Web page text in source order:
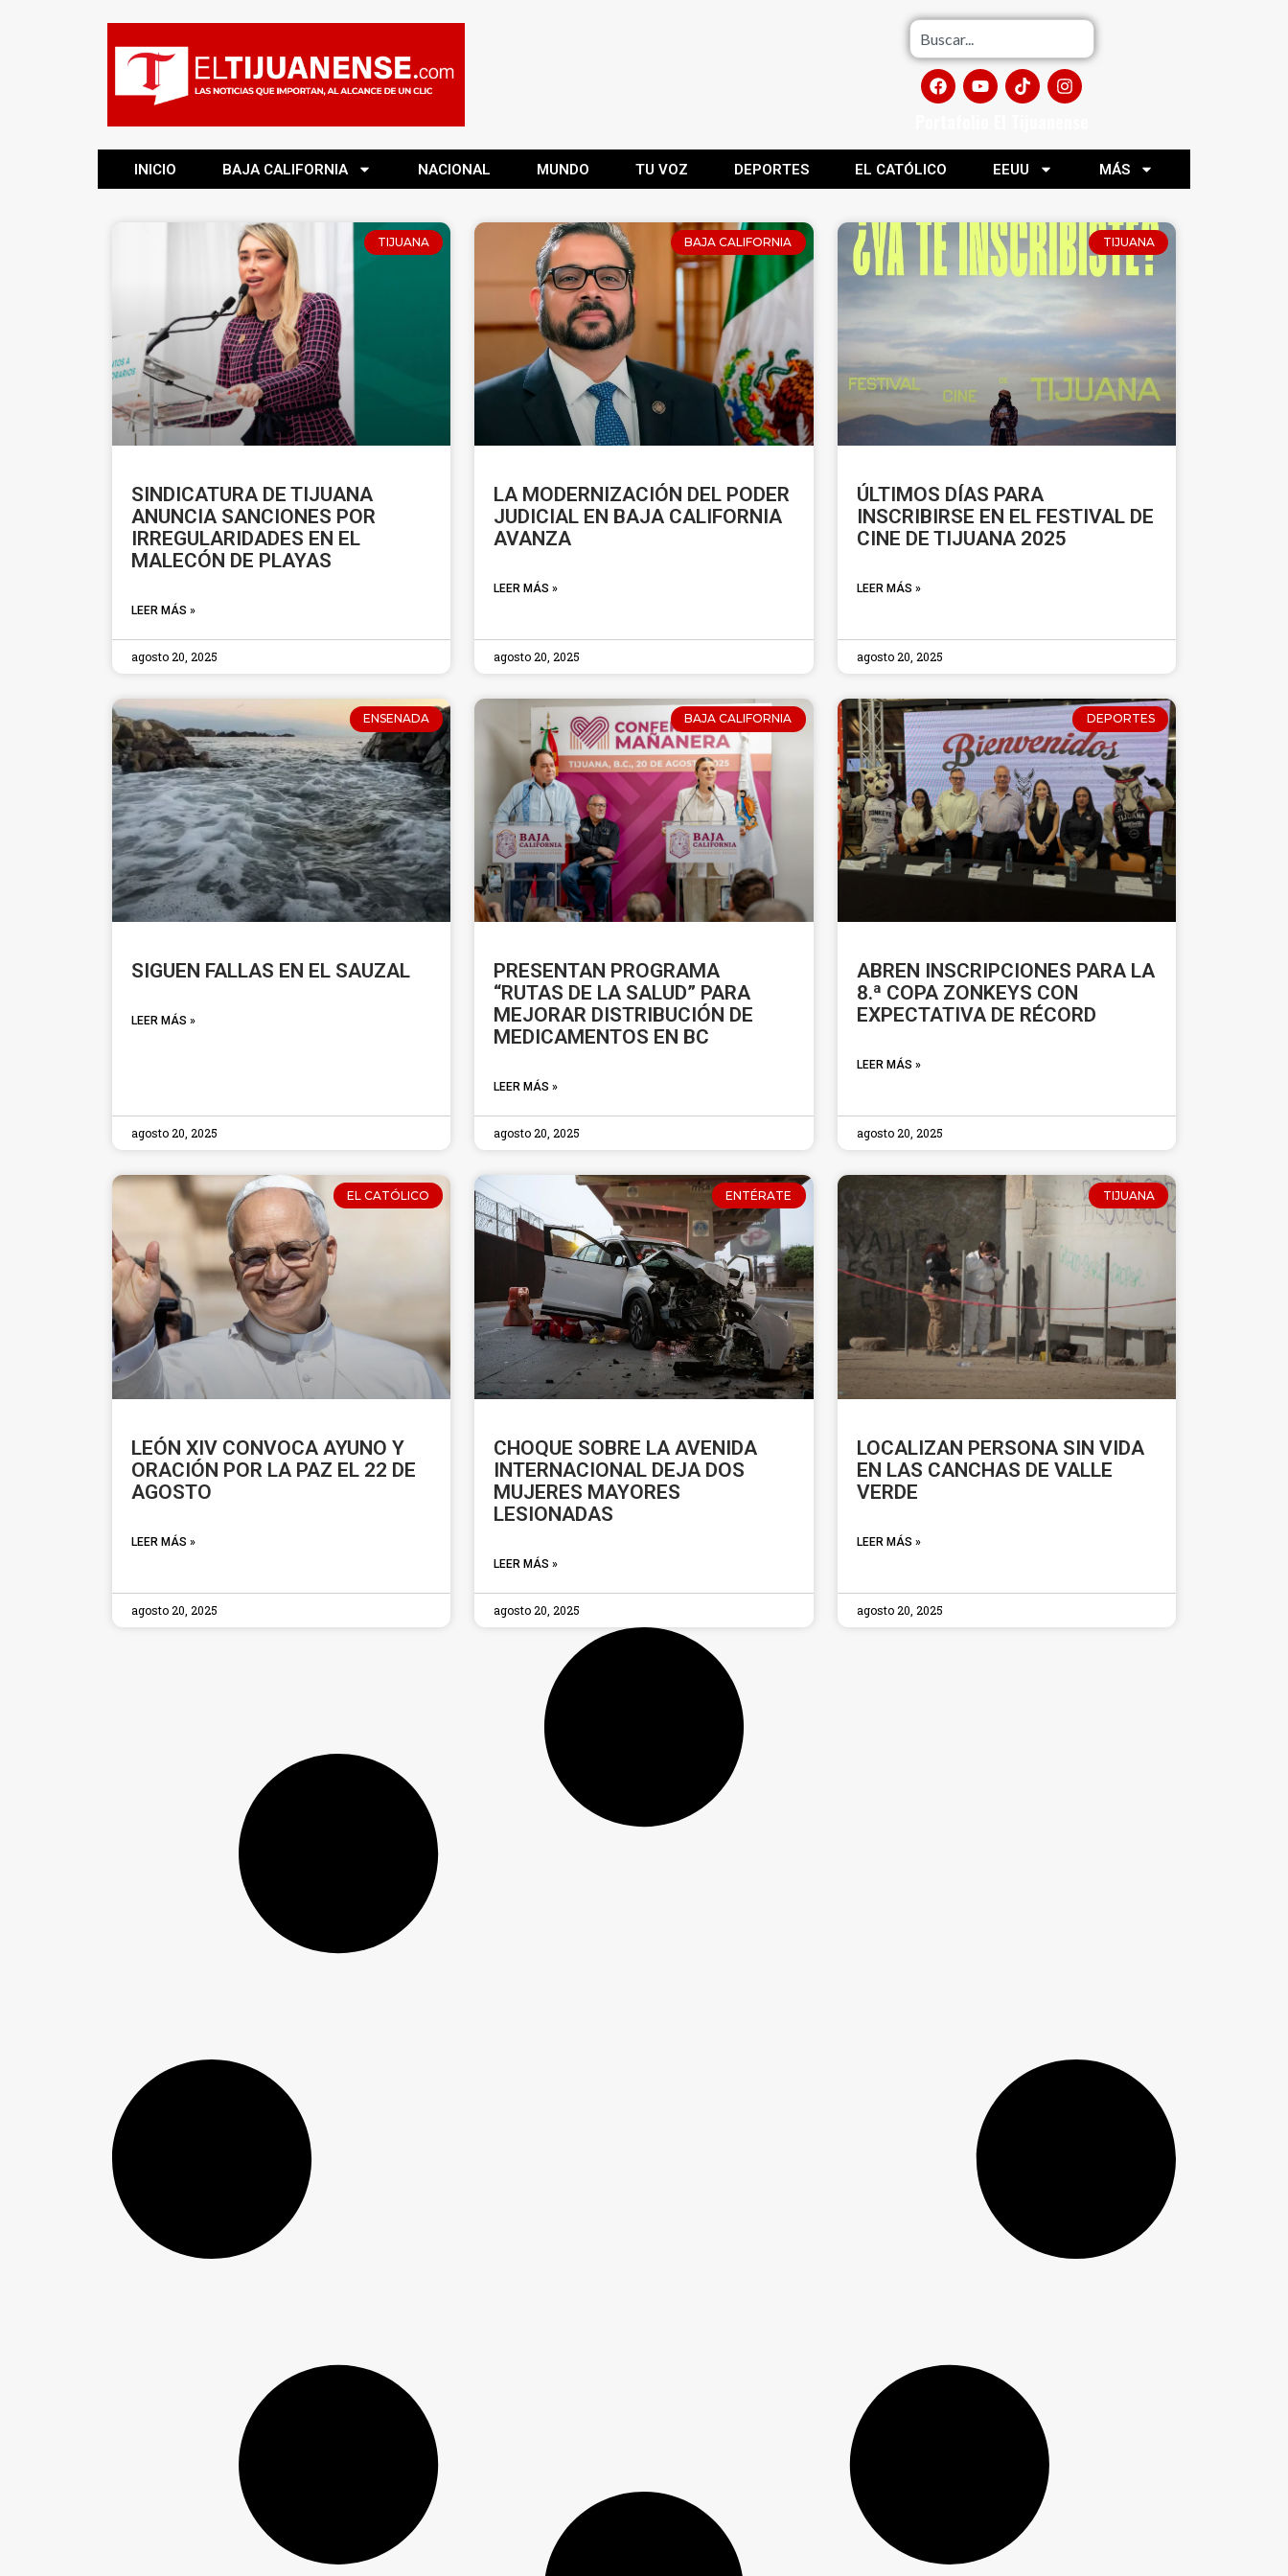
INICIO BAJA CALIFORNIA NACIONAL MUNDO TU VOZ DEPORTES EL CATÓLICO EEUU MÁS
TIJUANA
SINDICATURA DE TIJUANA
ANUNCIA SANCIONES POR
IRREGULARIDADES EN EL
MALECÓN DE PLAYAS
LEER MÁS »
agosto 20, 2025
BAJA CALIFORNIA
LA MODERNIZACIÓN DEL PODER
JUDICIAL EN BAJA CALIFORNIA
AVANZA
LEER MÁS »
agosto 20, 2025
TIJUANA
ÚLTIMOS DÍAS PARA
INSCRIBIRSE EN EL FESTIVAL DE
CINE DE TIJUANA 2025
LEER MÁS »
agosto 20, 2025
ENSENADA
SIGUEN FALLAS EN EL SAUZAL
LEER MÁS »
agosto 20, 2025
BAJA CALIFORNIA
PRESENTAN PROGRAMA
“RUTAS DE LA SALUD” PARA
MEJORAR DISTRIBUCIÓN DE
MEDICAMENTOS EN BC
LEER MÁS »
agosto 20, 2025
DEPORTES
ABREN INSCRIPCIONES PARA LA
8.ª COPA ZONKEYS CON
EXPECTATIVA DE RÉCORD
LEER MÁS »
agosto 20, 2025
EL CATÓLICO
LEÓN XIV CONVOCA AYUNO Y
ORACIÓN POR LA PAZ EL 22 DE
AGOSTO
LEER MÁS »
agosto 20, 2025
ENTÉRATE
CHOQUE SOBRE LA AVENIDA
INTERNACIONAL DEJA DOS
MUJERES MAYORES
LESIONADAS
LEER MÁS »
agosto 20, 2025
TIJUANA
LOCALIZAN PERSONA SIN VIDA
EN LAS CANCHAS DE VALLE
VERDE
LEER MÁS »
agosto 20, 2025